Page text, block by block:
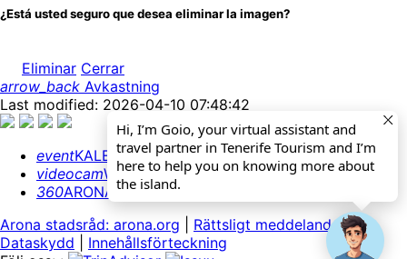
Hi, I’m Goio, your virtual assistant and
travel partner in Tenerife Tourism and I’m
here to help you on knowing more about
the island.
¿Está usted seguro que desea eliminar la imagen?
Eliminar Cerrar
arrow_back Avkastning
Last modified: 2026-04-10 07:48:42
eventKALENDARIUM
videocamWEBCAMS
360ARONA 360º
Arona stadsråd: arona.org
Rättsligt meddelande|
Dataskydd
Innehållsförteckning